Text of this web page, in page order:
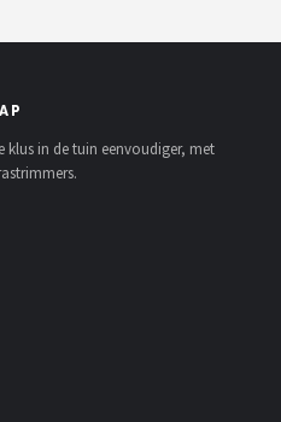
klus in de tuin eenvoudiger, met